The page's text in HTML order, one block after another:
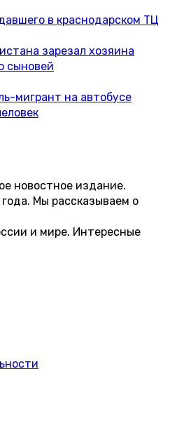
в краснодарском ТЦ
зарезал хозяина
сыновей
мигрант на автобусе
новостное издание.
Мы рассказываем о
и мире. Интересные